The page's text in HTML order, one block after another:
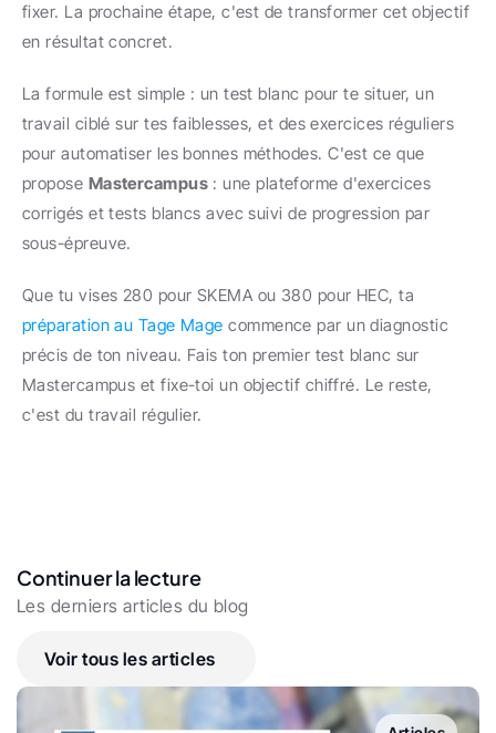
fixer. La prochaine étape, c'est de transformer cet objectif
en résultat concret.
La formule est simple : un test blanc pour te situer, un
travail ciblé sur tes faiblesses, et des exercices réguliers
pour automatiser les bonnes méthodes. C'est ce que
propose Mastercampus : une plateforme d'exercices
corrigés et tests blancs avec suivi de progression par
sous-épreuve.
préparation au Tage Mage commence par un diagnostic
précis de ton niveau. Fais ton premier test blanc sur
Mastercampus et fixe-toi un objectif chiffré. Le reste,
c'est du travail régulier.
Continuer la lecture
Les derniers articles du blog
Voir tous les articles